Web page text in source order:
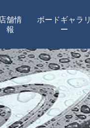
店舗情
報
ボードギャラリ
ー